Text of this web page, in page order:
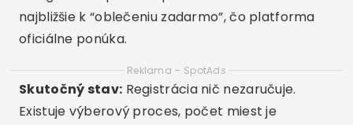
najbližšie k “oblečeniu zadarmo”, čo platforma
oficiálne ponúka.
Reklama – SpotAds
Skutočný stav: Registrácia nič nezaručuje.
Existuje výberový proces, počet miest je